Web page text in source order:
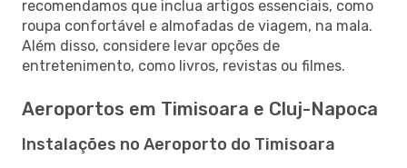
recomendamos que inclua artigos essenciais, como
roupa confortável e almofadas de viagem, na mala.
Além disso, considere levar opções de
entretenimento, como livros, revistas ou filmes.
Aeroportos em Timisoara e Cluj-Napoca
Instalações no Aeroporto do Timisoara